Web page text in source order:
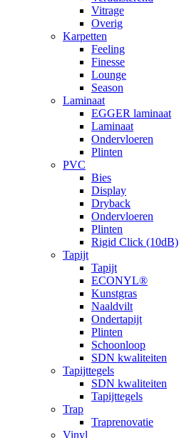
Vitrage
Overig
Karpetten
Feeling
Finesse
Lounge
Season
Laminaat
EGGER laminaat
Laminaat
Ondervloeren
Plinten
PVC
Bies
Display
Dryback
Ondervloeren
Plinten
Rigid Click (10dB)
Tapijt
Tapijt
ECONYL®
Kunstgras
Naaldvilt
Ondertapijt
Plinten
Schoonloop
SDN kwaliteiten
Tapijttegels
SDN kwaliteiten
Tapijttegels
Trap
Traprenovatie
Vinyl